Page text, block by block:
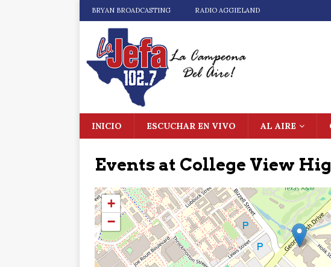
BRYAN BROADCASTING RADIO AGGIELAND
INICIO ESCUCHAR EN VIVO AL AIRE
Events at College View
+
−